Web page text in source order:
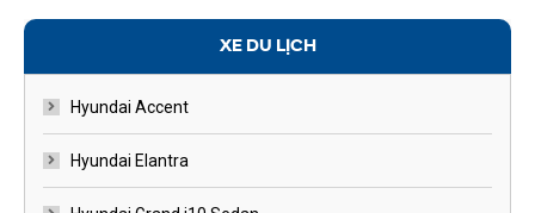
XE DU LỊCH
Hyundai Accent
Hyundai Elantra